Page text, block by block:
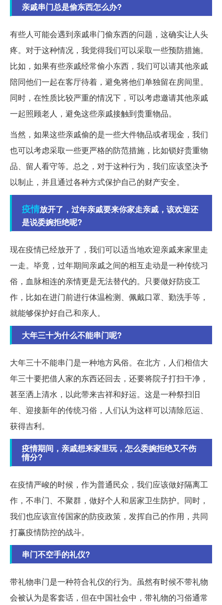
亲戚串门总是偷东西怎么办?
有些人可能会遇到亲戚串门偷东西的问题，这确实让人头
疼。对于这种情况，我觉得我们可以采取一些预防措施。
比如，如果有些亲戚经常偷小东西，我们可以请其他亲戚
陪同他们一起在客厅待着，避免将他们单独留在房间里。
同时，在性质比较严重的情况下，可以考虑邀请其他亲戚
一起照顾老人，避免这些亲戚接触到贵重物品。
当然，如果这些亲戚偷的是一些大件物品或者现金，我们
也可以考虑采取一些更严格的防范措施，比如锁好贵重物
品、留人看守等。总之，对于这种行为，我们应该坚决予
以制止，并且通过各种方式保护自己的财产安全。
疫情放开了，过年亲戚要来你家走亲戚，该欢迎还
是说委婉拒绝呢?
现在疫情已经放开了，我们可以适当地欢迎亲戚来家里走
一走。毕竟，过年期间亲戚之间的相互走动是一种传统习
俗，血脉相连的亲情更是无法替代的。只要做好防疫工
作，比如在进门前进行体温检测、佩戴口罩、勤洗手等，
就能够保护好自己和亲人。
大年三十为什么不能串门呢?
大年三十不能串门是一种地方风俗。在北方，人们相信大
年三十要把借人家的东西还回去，还要将院子打扫干净，
甚至洒上清水，以此带来吉祥和好运。这是一种祭扫旧
年、迎接新年的传统习俗，人们认为这样可以清除厄运、
获得吉利。
疫情期间，亲戚想来家里玩，怎么委婉拒绝又不伤
情分?
在疫情严峻的时候，作为普通民众，我们应该做好隔离工
作，不串门、不聚群，做好个人和居家卫生防护。同时，
我们也应该宣传国家的防疫政策，发挥自己的作用，共同
打赢疫情防控的战斗。
串门不空手的礼仪?
带礼物串门是一种符合礼仪的行为。虽然有时候不带礼物
会被认为是客套话，但在中国社会中，带礼物的习俗通常